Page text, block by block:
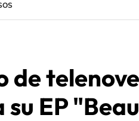
de
su EP